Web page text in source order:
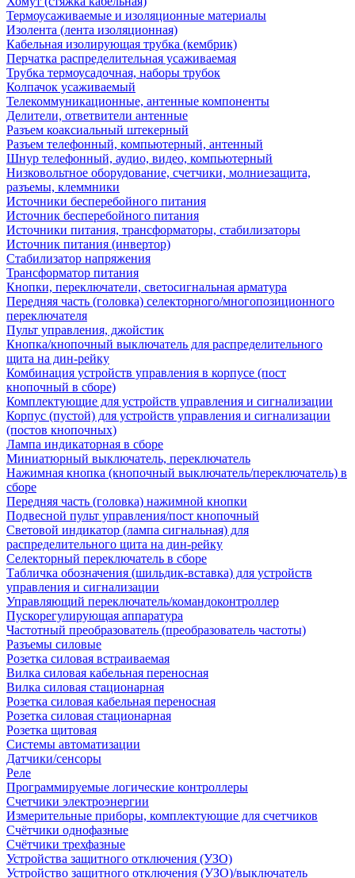
Термоусаживаемые и изоляционные материалы
Изолента (лента изоляционная)
Кабельная изолирующая трубка (кембрик)
Перчатка распределительная усаживаемая
Трубка термоусадочная, наборы трубок
Колпачок усаживаемый
Телекоммуникационные, антенные компоненты
Делители, ответвители антенные
Разъем коаксиальный штекерный
Разъем телефонный, компьютерный, антенный
Шнур телефонный, аудио, видео, компьютерный
Низковольтное оборудование, счетчики, молниезащита,
разъемы, клеммники
Источники бесперебойного питания
Источник бесперебойного питания
Источники питания, трансформаторы, стабилизаторы
Источник питания (инвертор)
Стабилизатор напряжения
Трансформатор питания
Кнопки, переключатели, светосигнальная арматура
Передняя часть (головка) селекторного/многопозиционного
переключателя
Пульт управления, джойстик
Кнопка/кнопочный выключатель для распределительного
щита на дин-рейку
Комбинация устройств управления в корпусе (пост
кнопочный в сборе)
Комплектующие для устройств управления и сигнализации
Корпус (пустой) для устройств управления и сигнализации
(постов кнопочных)
Лампа индикаторная в сборе
Миниатюрный выключатель, переключатель
Нажимная кнопка (кнопочный выключатель/переключатель) в
сборе
Передняя часть (головка) нажимной кнопки
Подвесной пульт управления/пост кнопочный
Световой индикатор (лампа сигнальная) для
распределительного щита на дин-рейку
Селекторный переключатель в сборе
Табличка обозначения (шильдик-вставка) для устройств
управления и сигнализации
Управляющий переключатель/командоконтроллер
Пускорегулирующая аппаратура
Частотный преобразователь (преобразователь частоты)
Разъемы силовые
Розетка силовая встраиваемая
Вилка силовая кабельная переносная
Вилка силовая стационарная
Розетка силовая кабельная переносная
Розетка силовая стационарная
Розетка щитовая
Системы автоматизации
Датчики/сенсоры
Реле
Программируемые логические контроллеры
Счетчики электроэнергии
Измерительные приборы, комплектующие для счетчиков
Счётчики однофазные
Счётчики трехфазные
Устройства защитного отключения (УЗО)
Устройство защитного отключения (УЗО)/выключатель